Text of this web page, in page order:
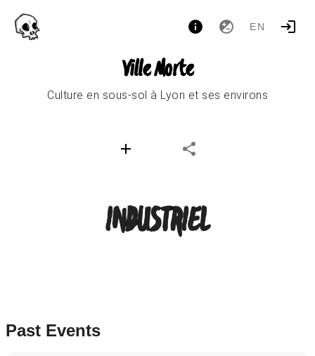
EN
Ville Morte
Culture en sous-sol à Lyon et ses environs
INDUSTRIEL
Past Events